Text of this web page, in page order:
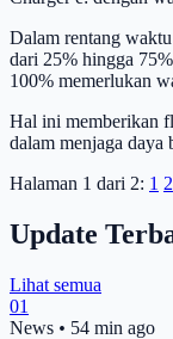
Dalam rentang
dari 25% hingga
100% memerlukan
Hal ini memberikan
dalam menjaga
Halaman 1 dari 2: 1 2
Update
Lihat semua
01
News • 54 min ago